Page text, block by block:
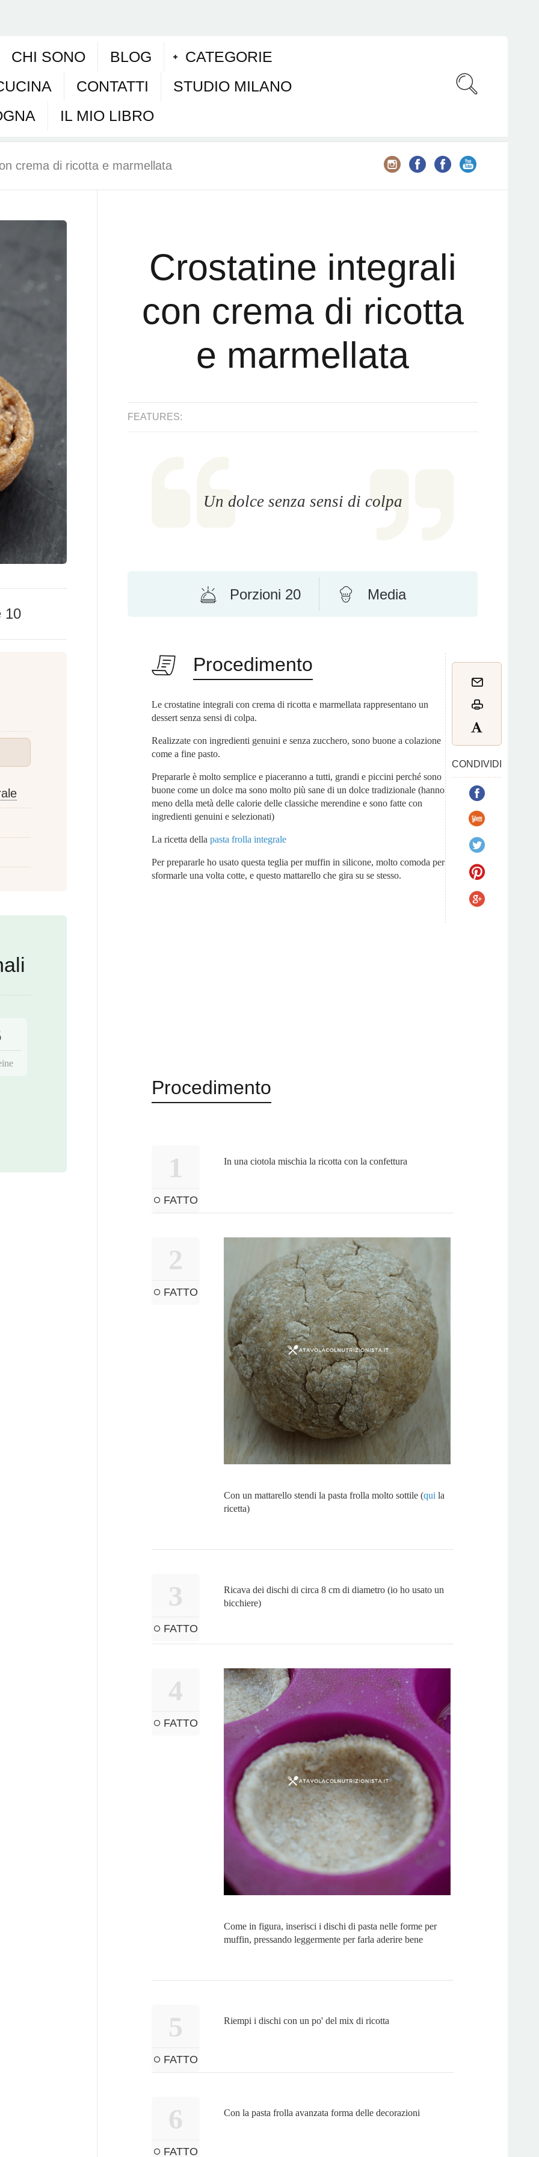
CHI SONO BLOG
CATEGORIE
CONTATTI
STUDIO MILANO
IL MIO LIBRO
crema di ricotta e marmellata
10
Crostatine integrali
con crema di ricotta
e marmellata
FEATURES:
Un dolce senza sensi di colpa
Porzioni 20 Media
Procedimento
CONDIVIDI
Le crostatine integrali con crema di ricotta e marmellata rappresentano un
dessert senza sensi di colpa.
Realizzate con ingredienti genuini e senza zucchero, sono buone a colazione
come a fine pasto.
Prepararle è molto semplice e piaceranno a tutti, grandi e piccini perché sono
buone come un dolce ma sono molto più sane di un dolce tradizionale (hanno
meno della metà delle calorie delle classiche merendine e sono fatte con
ingredienti genuini e selezionati)
La ricetta della pasta frolla integrale
Per prepararle ho usato questa teglia per muffin in silicone, molto comoda per
sformarle una volta cotte, e questo mattarello che gira su se stesso.
Procedimento
1
FATTO
In una ciotola mischia la ricotta con la confettura
2
FATTO
Con un mattarello stendi la pasta frolla molto sottile (qui la
ricetta)
3
FATTO
Ricava dei dischi di circa 8 cm di diametro (io ho usato un
bicchiere)
4
FATTO
Come in figura, inserisci i dischi di pasta nelle forme per
muffin, pressando leggermente per farla aderire bene
5
FATTO
Riempi i dischi con un po' del mix di ricotta
6
FATTO
Con la pasta frolla avanzata forma delle decorazioni